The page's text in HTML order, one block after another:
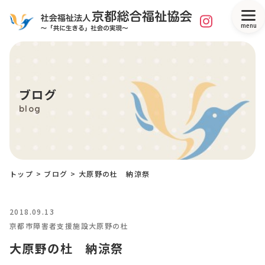
menu
ブログ
blog
トップ > ブログ > 大原野の杜 納涼祭
2018.09.13
京都市障害者支援施設大原野の杜
大原野の杜 納涼祭